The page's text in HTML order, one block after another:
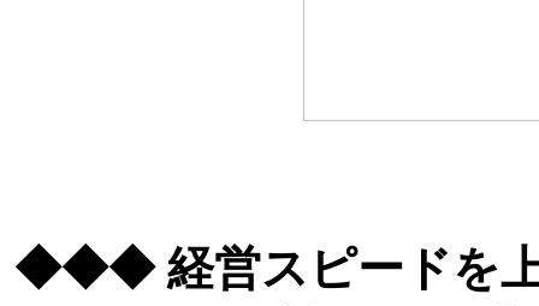
◆◆◆ 経営スピードを上